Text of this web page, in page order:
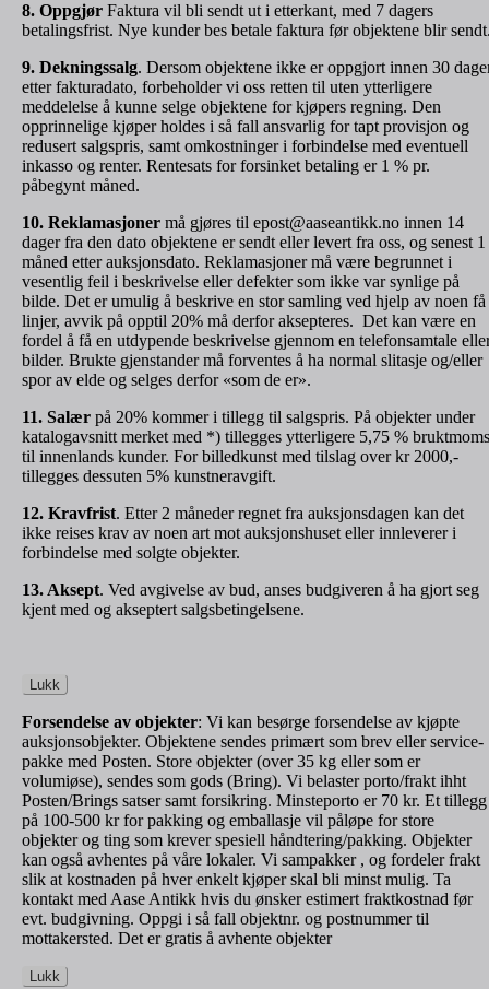
8. Oppgjør Faktura vil bli sendt ut i etterkant, med 7 dagers
betalingsfrist. Nye kunder bes betale faktura før objektene blir
9. Dekningssalg. Dersom objektene ikke er oppgjort innen 30
etter fakturadato, forbeholder vi oss retten til uten ytterligere
meddelelse å kunne selge objektene for kjøpers regning. Den
opprinnelige kjøper holdes i så fall ansvarlig for tapt provisjon og
redusert salgspris, samt omkostninger i forbindelse med eventuell
inkasso og renter. Rentesats for forsinket betaling er 1 % pr.
påbegynt måned.
10. Reklamasjoner må gjøres til epost@aaseantikk.no innen 14
dager fra den dato objektene er sendt eller levert fra oss, og senest 1
måned etter auksjonsdato. Reklamasjoner må være begrunnet i
vesentlig feil i beskrivelse eller defekter som ikke var synlige på
bilde. Det er umulig å beskrive en stor samling ved hjelp av noen få
linjer, avvik på opptil 20% må derfor aksepteres. Det kan være en
fordel å få en utdypende beskrivelse gjennom en telefonsamtale
bilder. Brukte gjenstander må forventes å ha normal slitasje og/eller
spor av elde og selges derfor «som de er».
11. Salær på 20% kommer i tillegg til salgspris. På objekter under
katalogavsnitt merket med *) tillegges ytterligere 5,75 % bruktmoms
til innenlands kunder. For billedkunst med tilslag over kr 2000,-
tillegges dessuten 5% kunstneravgift.
12. Kravfrist. Etter 2 måneder regnet fra auksjonsdagen kan det
ikke reises krav av noen art mot auksjonshuset eller innleverer i
forbindelse med solgte objekter.
13. Aksept. Ved avgivelse av bud, anses budgiveren å ha gjort seg
kjent med og akseptert salgsbetingelsene.
Lukk
Forsendelse av objekter: Vi kan besørge forsendelse av kjøpte
auksjonsobjekter. Objektene sendes primært som brev eller service-
pakke med Posten. Store objekter (over 35 kg eller som er
volumiøse), sendes som gods (Bring). Vi belaster porto/frakt ihht
Posten/Brings satser samt forsikring. Minsteporto er 70 kr. Et tillegg
på 100-500 kr for pakking og emballasje vil påløpe for store
objekter og ting som krever spesiell håndtering/pakking. Objekter
kan også avhentes på våre lokaler. Vi sampakker , og fordeler frakt
slik at kostnaden på hver enkelt kjøper skal bli minst mulig. Ta
kontakt med Aase Antikk hvis du ønsker estimert fraktkostnad før
evt. budgivning. Oppgi i så fall objektnr. og postnummer til
mottakersted. Det er gratis å avhente objekter
Lukk